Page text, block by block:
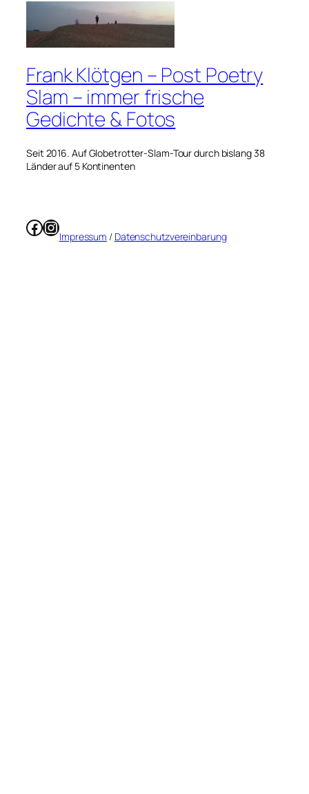
Frank Klötgen – Post Poetry
Slam – immer frische
Gedichte & Fotos
Seit 2016. Auf Globetrotter-Slam-Tour durch bislang 38
Länder auf 5 Kontinenten
Facebook
Instagram
Impressum / Datenschutzvereinbarung